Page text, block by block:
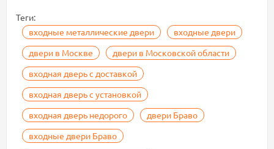
Теги:
входные металлические двери
входные двери
двери в Москве
двери в Московской области
входная дверь с доставкой
входная дверь с установкой
входная дверь недорого
двери Браво
входные двери Браво